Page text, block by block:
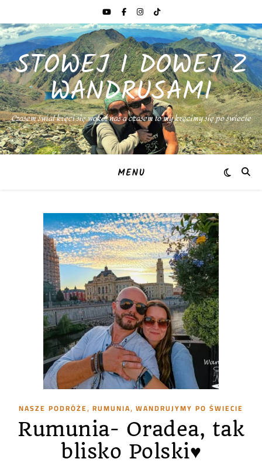
STOWEJ I DOWEJ Z
WANDRUSAMI
Czasem świat kręci się wokół nas a czasem to my kręcimy się po świecie
MENU
NASZE PODRÓŻE, RUMUNIA, WANDRUJYMY PO ŚWIECIE
Rumunia- Oradea, tak
blisko Polski♥️